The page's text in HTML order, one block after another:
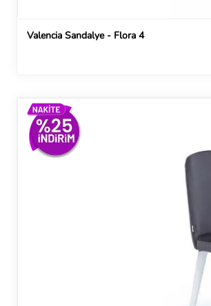
Valencia Sandalye - Flora 4